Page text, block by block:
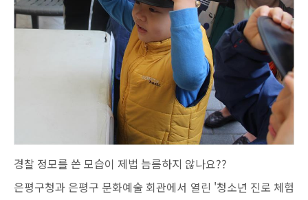
경찰 정모를 쓴 모습이 제법 늠름하지 않나요??
은평구청과 은평구 문화예술 회관에서 열린 '청소년 진로 체험